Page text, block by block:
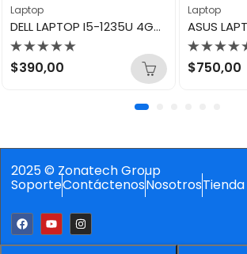
Laptop
DELL LAPTOP I5-1235U 4GB 256GB VOSTRO 3520
Valorado
con
$390,00
Laptop
Valorado
con
$750,00
2025 © Zonatech Group
SoporteContáctenosNosotrosTienda